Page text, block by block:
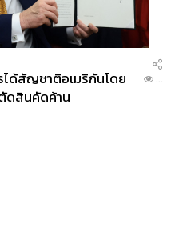
ได้สัญชาติอเมริกันโดย
ดสินคัดค้าน
...